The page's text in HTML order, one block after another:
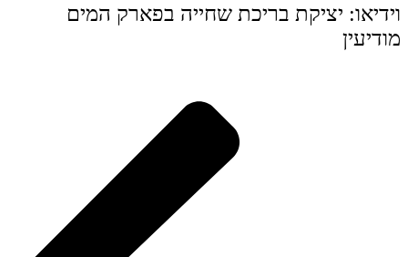
וידיאו: יציקת בריכת שחייה בפארק המים
מודיעין